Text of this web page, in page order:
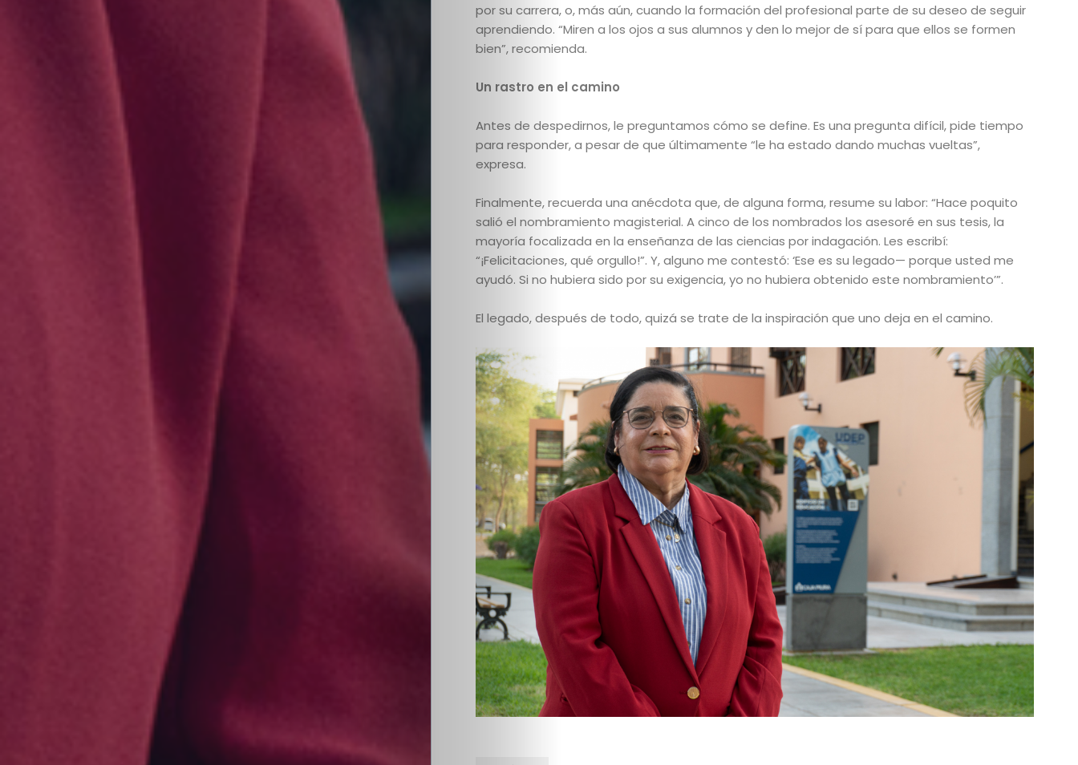
por su carrera, o, más aún, cuando la formación del profesional parte de su deseo de seguir
aprendiendo. “Miren a los ojos a sus alumnos y den lo mejor de sí para que ellos se formen
bien”, recomienda.
Un rastro en el camino
Antes de despedirnos, le preguntamos cómo se define. Es una pregunta difícil, pide tiempo
para responder, a pesar de que últimamente “le ha estado dando muchas vueltas”,
expresa.
Finalmente, recuerda una anécdota que, de alguna forma, resume su labor: “Hace poquito
salió el nombramiento magisterial. A cinco de los nombrados los asesoré en sus tesis, la
mayoría focalizada en la enseñanza de las ciencias por indagación. Les escribí:
“¡Felicitaciones, qué orgullo!”. Y, alguno me contestó: ‘Ese es su legado— porque usted me
ayudó. Si no hubiera sido por su exigencia, yo no hubiera obtenido este nombramiento’”.
El legado, después de todo, quizá se trate de la inspiración que uno deja en el camino.